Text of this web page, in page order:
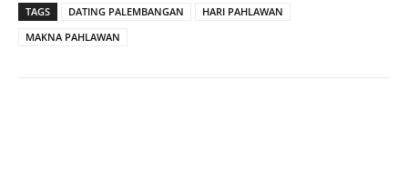
TAGS DATING PALEMBANGAN
HARI PAHLAWAN
MAKNA PAHLAWAN